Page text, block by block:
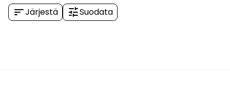
sortJärjestä tuneSuodata